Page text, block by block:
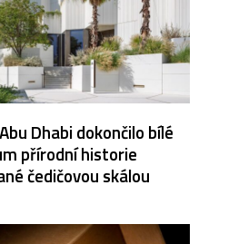
Dhabi dokončilo bílé
přírodní historie
čedičovou skálou